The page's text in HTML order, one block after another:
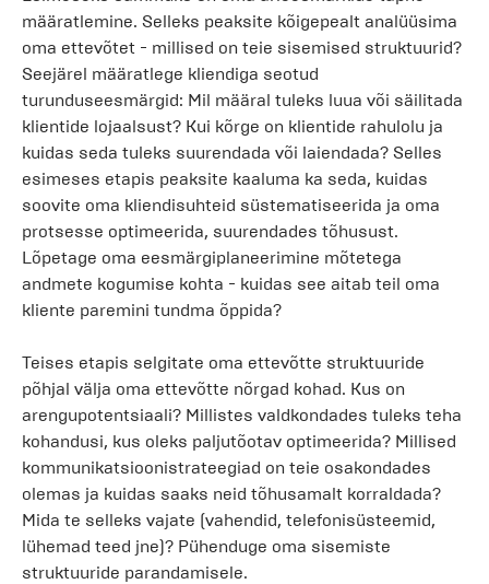
määratlemine. Selleks peaksite kõigepealt analüüsima
oma ettevõtet - millised on teie sisemised struktuurid?
Seejärel määratlege kliendiga seotud
turunduseesmärgid: Mil määral tuleks luua või säilitada
klientide lojaalsust? Kui kõrge on klientide rahulolu ja
kuidas seda tuleks suurendada või laiendada? Selles
esimeses etapis peaksite kaaluma ka seda, kuidas
soovite oma kliendisuhteid süstematiseerida ja oma
protsesse optimeerida, suurendades tõhusust.
Lõpetage oma eesmärgiplaneerimine mõtetega
andmete kogumise kohta - kuidas see aitab teil oma
kliente paremini tundma õppida?
Teises etapis selgitate oma ettevõtte struktuuride
põhjal välja oma ettevõtte nõrgad kohad. Kus on
arengupotentsiaali? Millistes valdkondades tuleks teha
kohandusi, kus oleks paljutõotav optimeerida? Millised
kommunikatsioonistrateegiad on teie osakondades
olemas ja kuidas saaks neid tõhusamalt korraldada?
Mida te selleks vajate (vahendid, telefonisüsteemid,
lühemad teed jne)? Pühenduge oma sisemiste
struktuuride parandamisele.